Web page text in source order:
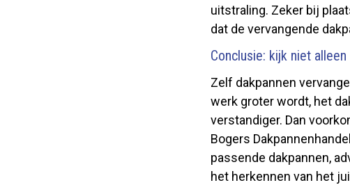
uitstraling. Zeker bij
dat de vervangende
Conclusie: kijk niet
Zelf dakpannen
werk groter wordt, het
verstandiger. Dan
Bogers
passende dakpannen,
het herkennen van het